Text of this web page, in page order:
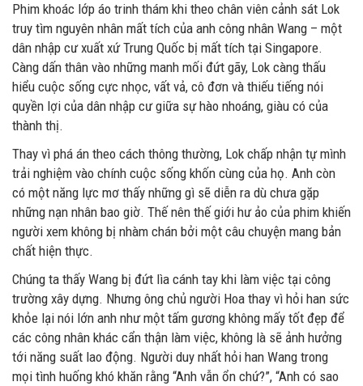
Phim khoác lớp áo trinh thám khi theo chân viên cảnh sát Lok
truy tìm nguyên nhân mất tích của anh công nhân Wang – một
dân nhập cư xuất xứ Trung Quốc bị mất tích tại Singapore.
Càng dấn thân vào những manh mối đứt gãy, Lok càng thấu
hiểu cuộc sống cực nhọc, vất vả, cô đơn và thiếu tiếng nói
quyền lợi của dân nhập cư giữa sự hào nhoáng, giàu có của
thành thị.
Thay vì phá án theo cách thông thường, Lok chấp nhận tự mình
trải nghiệm vào chính cuộc sống khốn cùng của họ. Anh còn
có một năng lực mơ thấy những gì sẽ diễn ra dù chưa gặp
những nạn nhân bao giờ. Thế nên thế giới hư ảo của phim khiến
người xem không bị nhàm chán bởi một câu chuyện mang bản
chất hiện thực.
Chúng ta thấy Wang bị đứt lìa cánh tay khi làm việc tại công
trường xây dựng. Nhưng ông chủ người Hoa thay vì hỏi han sức
khỏe lại nói lớn anh như một tấm gương không mấy tốt đẹp để
các công nhân khác cẩn thận làm việc, không là sẽ ảnh hưởng
tới năng suất lao động. Người duy nhất hỏi han Wang trong
mọi tình huống khó khăn rằng “Anh vẫn ổn chứ?”, “Anh có sao